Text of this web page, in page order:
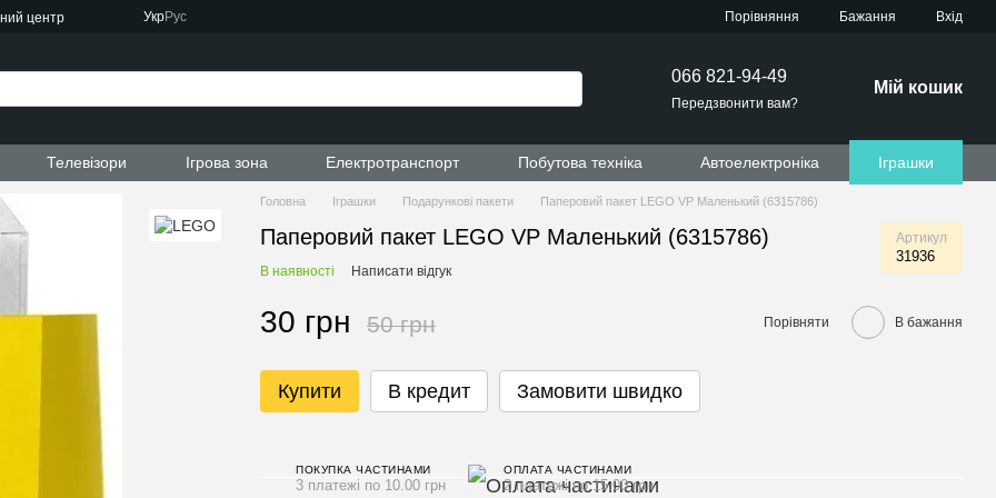
центр
УкрРус Порівняння Бажання Вхід
066 821-94-49
Передзвонити вам?
Мій кошик
Телевізори Ігрова зона Електротранспорт Побутова техніка Автоелектроніка Іграшки
Головна Іграшки Подарункові пакети Паперовий пакет LEGO VP Маленький (6315786)
Паперовий пакет LEGO VP Маленький (6315786) Артикул
31936
В наявності Написати відгук
30 грн 50 грн Порівняти В бажання
Купити В кредит Замовити швидко
ПОКУПКА ЧАСТИНАМИ
3 платежі по 10.00 грн
ОПЛАТА ЧАСТИНАМИ
2 платежі по 15.00 грн